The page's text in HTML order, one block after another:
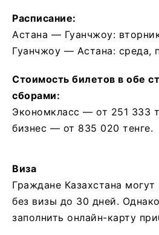
Расписание:
Астана — Гуанчжоу:
Гуанчжоу — Астана: среда,
Стоимость билетов в обе
сборами:
Экономкласс — от 251 333
бизнес — от 835 020 тенге.
Виза
Граждане Казахстана
без визы до 30 дней.
заполнить онлайн-карту